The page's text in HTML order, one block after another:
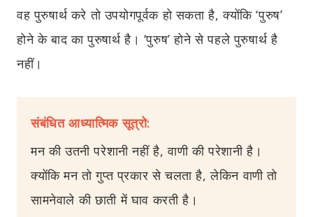
वह पुरुषार्थ करे तो उपयोगपूर्वक हो सकता है, क्योंकि ‘पुरुष’
होने के बाद का पुरुषार्थ है। ‘पुरुष’ होने से पहले पुरुषार्थ है
नहीं।
संबंधित आध्यात्मिक सूत्रो:
मन की उतनी परेशानी नहीं है, वाणी की परेशानी है।
क्योंकि मन तो गुप्त प्रकार से चलता है, लेकिन वाणी तो
सामनेवाले की छाती में घाव करती है।